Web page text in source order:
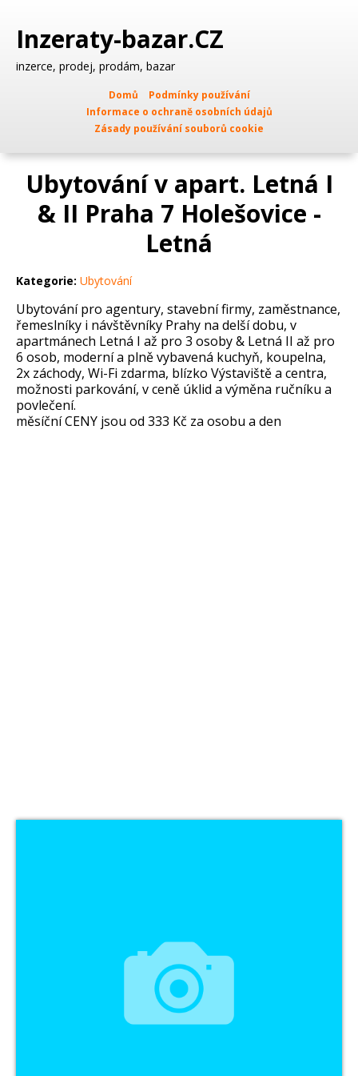
Inzeraty-bazar.CZ
inzerce, prodej, prodám, bazar
Domů
Podmínky používání
Informace o ochraně osobních údajů
Zásady používání souborů cookie
Ubytování v apart. Letná I
& II Praha 7 Holešovice -
Letná
Kategorie: Ubytování
Ubytování pro agentury, stavební firmy, zaměstnance,
řemeslníky i návštěvníky Prahy na delší dobu, v
apartmánech Letná I až pro 3 osoby & Letná II až pro
6 osob, moderní a plně vybavená kuchyň, koupelna,
2x záchody, Wi-Fi zdarma, blízko Výstaviště a centra,
možnosti parkování, v ceně úklid a výměna ručníku a
povlečení.
měsíční CENY jsou od 333 Kč za osobu a den